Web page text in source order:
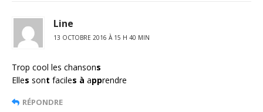
Line
13 OCTOBRE 2016 À 15 H 40 MIN
Trop cool les chansons
Elles sont faciles à apprendre
RÉPONDRE